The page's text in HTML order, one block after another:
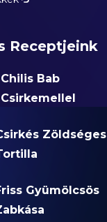
Receptjeink
Chilis Bab
Csirkemellel
Zöldséges
Gyümölcsös